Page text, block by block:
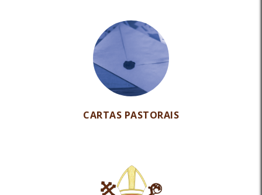
CARTAS PASTORAIS